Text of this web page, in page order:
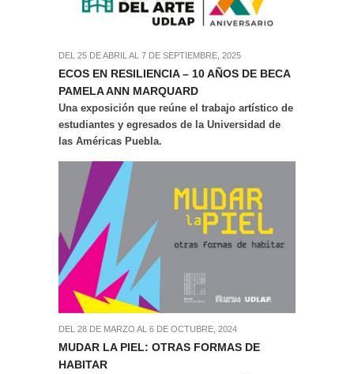
DEL 25 DE ABRIL AL 7 DE SEPTIEMBRE, 2025
ECOS EN RESILIENCIA – 10 AÑOS DE BECA
PAMELA ANN MARQUARD
Una exposición que reúne el trabajo artístico de
estudiantes y egresados de la Universidad de
las Américas Puebla.
DEL 28 DE MARZO AL 6 DE OCTUBRE, 2024
MUDAR LA PIEL: OTRAS FORMAS DE
HABITAR